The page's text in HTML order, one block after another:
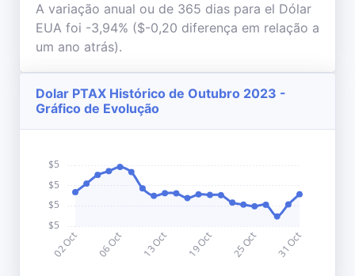
A variação anual ou de 365 dias para el Dólar
EUA foi -3,94% ($-0,20 diferença em relação a
um ano atrás).
Dolar PTAX Histórico de Outubro 2023 -
Gráfico de Evolução